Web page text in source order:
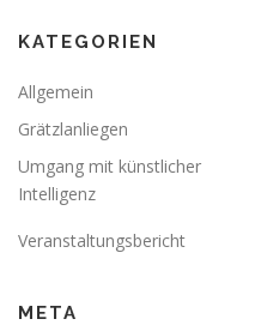
KATEGORIEN
Allgemein
Grätzlanliegen
Umgang mit künstlicher
Intelligenz
Veranstaltungsbericht
META